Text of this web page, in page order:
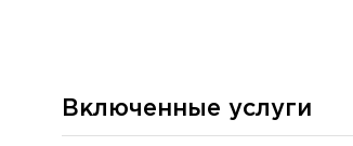
Включенные услуги